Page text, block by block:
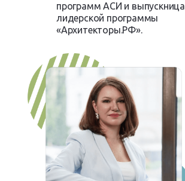
программ АСИ и выпускница
лидерской программы
«Архитекторы.РФ».